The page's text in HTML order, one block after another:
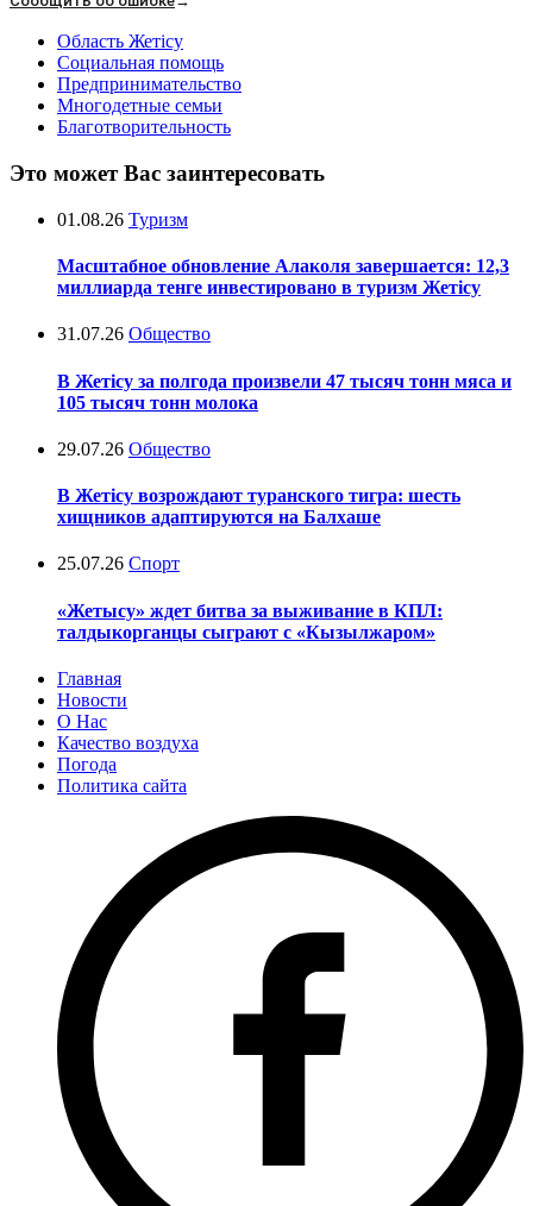
Область Жетісу
Социальная помощь
Предпринимательство
Многодетные семьи
Благотворительность
Это может Вас заинтересовать
01.08.26 Туризм
Масштабное обновление Алаколя завершается: 12,3
миллиарда тенге инвестировано в туризм Жетісу
31.07.26 Общество
В Жетісу за полгода произвели 47 тысяч тонн мяса и
105 тысяч тонн молока
29.07.26 Общество
В Жетісу возрождают туранского тигра: шесть
хищников адаптируются на Балхаше
25.07.26 Спорт
«Жетысу» ждет битва за выживание в КПЛ:
талдыкорганцы сыграют с «Кызылжаром»
Главная
Новости
О Нас
Качество воздуха
Погода
Политика сайта